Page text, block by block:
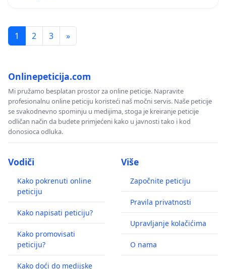
1 2 3 »
Onlinepeticija.com
Mi pružamo besplatan prostor za online peticije. Napravite
profesionalnu online peticiju koristeći naš močni servis. Naše peticije
se svakodnevno spominju u medijima, stoga je kreiranje peticije
odličan način da budete primjećeni kako u javnosti tako i kod
donosioca odluka.
Vodiči
Kako pokrenuti online
peticiju
Kako napisati peticiju?
Kako promovisati
peticiju?
Kako doći do medijske
Više
Započnite peticiju
Pravila privatnosti
Upravljanje kolačićima
O nama